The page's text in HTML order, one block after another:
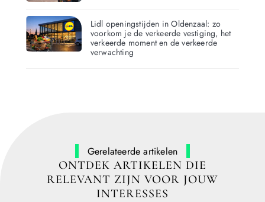
Lidl openingstijden in Oldenzaal: zo
voorkom je de verkeerde vestiging, het
verkeerde moment en de verkeerde
verwachting
Gerelateerde artikelen
ONTDEK ARTIKELEN DIE
RELEVANT ZIJN VOOR JOUW
INTERESSES